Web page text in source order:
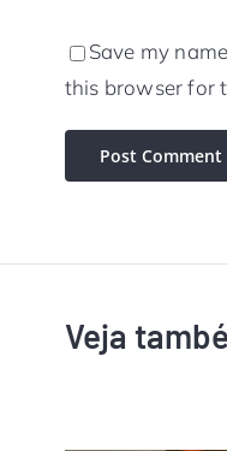
Save my
this browser for
Veja